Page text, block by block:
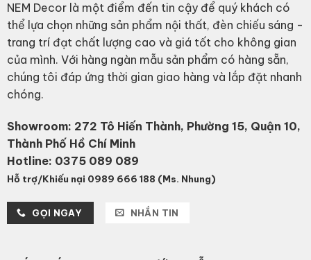
NEM Decor là một điểm đến tin cậy để quý khách có
thể lựa chọn những sản phẩm nội thất, đèn chiếu sáng -
trang trí đạt chất lượng cao và giá tốt cho không gian
của mình. Với hàng ngàn mẫu sản phẩm có hàng sẵn,
chúng tôi đáp ứng thời gian giao hàng và lắp đặt nhanh
chóng.
Showroom: 272 Tô Hiến Thành, Phường 15, Quận 10,
Thành Phố Hồ Chí Minh
Hotline: 0375 089 089
Hỗ trợ/Khiếu nại 0989 666 188 (Ms. Nhung)
GỌI NGAY NHẮN TIN